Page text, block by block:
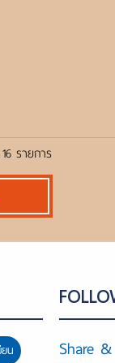
รายการ
น Share